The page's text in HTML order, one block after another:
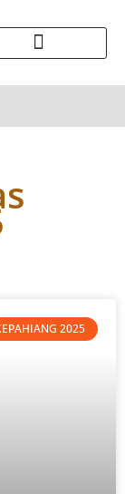
2025